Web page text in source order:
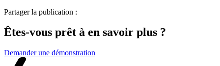
Partager la publication :
Êtes-vous prêt à en savoir plus ?
Demander une démonstration